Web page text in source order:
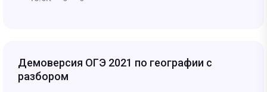
Демоверсия ОГЭ 2021 по географии с
разбором